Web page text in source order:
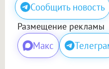
Сообщить новость
Размещение рекламы
Макс